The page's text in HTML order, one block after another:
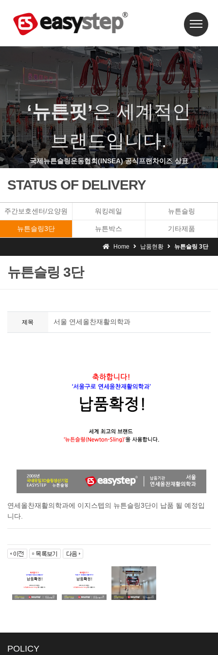
‘뉴튼핏’은 세계적인
브랜드입니다.
국제뉴튼슬링운동협회(INSEA) 공식프랜차이즈 상표
STATUS OF DELIVERY
주간보호센터/요양원 워킹레일 뉴튼슬링
뉴튼슬링3단 뉴튼박스 기타제품
Home 납품현황 뉴튼슬링 3단
뉴튼슬링 3단
제목 서울 연세올찬재활의학과
연세올찬재활의학과에 이지스텝의 뉴튼슬링3단이 납품 될 예정입
니다.
POLICY